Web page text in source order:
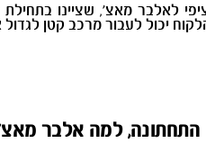
לאלבר מאצ', שציינו
יכול לעבור מרכב קטן
התחתונה, למה אלבר